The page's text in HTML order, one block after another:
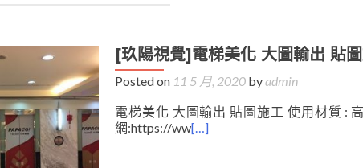
[玖陽視覺]電梯美化 大圖輸出 貼
Posted on 11 5 月, 2020 byadmin
電梯美化 大圖輸出 貼圖施工 使用材質 :
網:https://ww[…]